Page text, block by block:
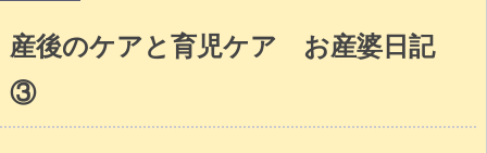
産後のケアと育児ケア お産婆日記
③